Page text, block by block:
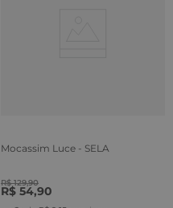
Mocassim Luce - SELA
R$ 129,90
R$ 54,90